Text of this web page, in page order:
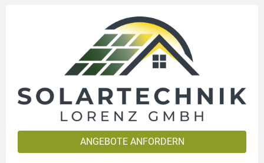
ANGEBOTE ANFORDERN